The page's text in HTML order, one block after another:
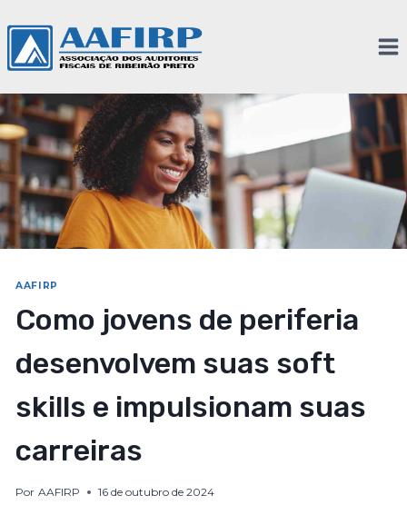
AAFIRP
Como jovens de periferia
desenvolvem suas soft
skills e impulsionam suas
carreiras
Por AAFIRP 16 de outubro de 2024